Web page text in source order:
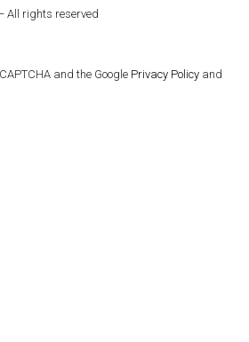
All rights reserved​
and the Google Privacy Policy and